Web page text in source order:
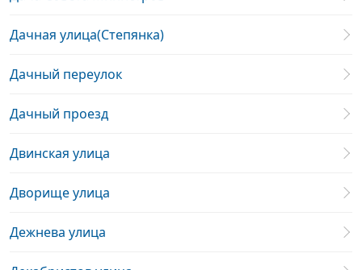
Дачная улица(Степянка)
Дачный переулок
Дачный проезд
Двинская улица
Дворище улица
Дежнева улица